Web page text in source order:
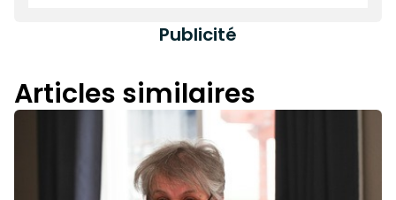
Publicité
Articles similaires